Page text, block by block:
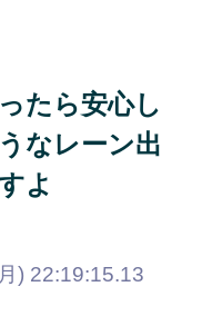
たら安心し
なレーン出
よ
) 22:19:15.13